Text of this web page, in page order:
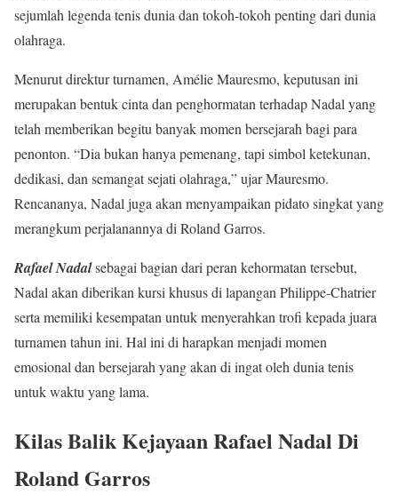
sejumlah legenda tenis dunia dan tokoh-tokoh penting dari dunia
olahraga.
Menurut direktur turnamen, Amélie Mauresmo, keputusan ini
merupakan bentuk cinta dan penghormatan terhadap Nadal yang
telah memberikan begitu banyak momen bersejarah bagi para
penonton. “Dia bukan hanya pemenang, tapi simbol ketekunan,
dedikasi, dan semangat sejati olahraga,” ujar Mauresmo.
Rencananya, Nadal juga akan menyampaikan pidato singkat yang
merangkum perjalanannya di Roland Garros.
Rafael Nadalsebagai bagian dari peran kehormatan tersebut,
Nadal akan diberikan kursi khusus di lapangan Philippe-Chatrier
serta memiliki kesempatan untuk menyerahkan trofi kepada juara
turnamen tahun ini. Hal ini di harapkan menjadi momen
emosional dan bersejarah yang akan di ingat oleh dunia tenis
untuk waktu yang lama.
Kilas Balik Kejayaan Rafael Nadal Di
Roland Garros